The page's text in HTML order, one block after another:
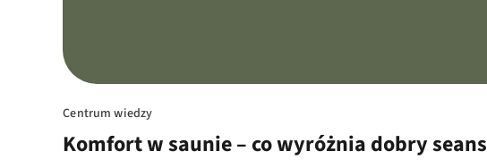
Centrum wiedzy
Komfort w saunie – co wyróżnia dobry seans